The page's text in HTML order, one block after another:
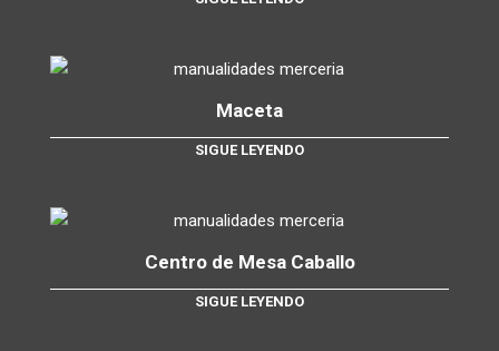
Maceta
SIGUE LEYENDO
Centro de Mesa Caballo
SIGUE LEYENDO